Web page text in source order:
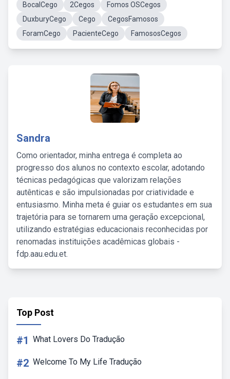
BocalCego
2Cegos
Fomos OSCegos
DuxburyCego
Cego
CegosFamosos
ForamCego
PacienteCego FamososCegos
Sandra
Como orientador, minha entrega é completa ao
progresso dos alunos no contexto escolar, adotando
técnicas pedagógicas que valorizam relações
autênticas e são impulsionadas por criatividade e
entusiasmo. Minha meta é guiar os estudantes em sua
trajetória para se tornarem uma geração excepcional,
utilizando estratégias educacionais reconhecidas por
renomadas instituições acadêmicas globais -
fdp.aau.edu.et.
Top Post
#1 What Lovers Do Tradução
#2 Welcome To My Life Tradução